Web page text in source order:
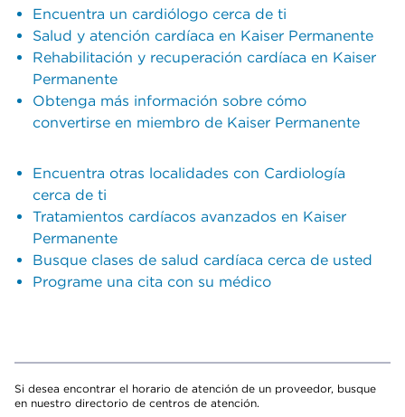
Encuentra un cardiólogo cerca de ti
Salud y atención cardíaca en Kaiser Permanente
Rehabilitación y recuperación cardíaca en Kaiser
Permanente
Obtenga más información sobre cómo
convertirse en miembro de Kaiser Permanente
Encuentra otras localidades con Cardiología
cerca de ti
Tratamientos cardíacos avanzados en Kaiser
Permanente
Busque clases de salud cardíaca cerca de usted
Programe una cita con su médico
Si desea encontrar el horario de atención de un proveedor, busque
en nuestro directorio de centros de atención.